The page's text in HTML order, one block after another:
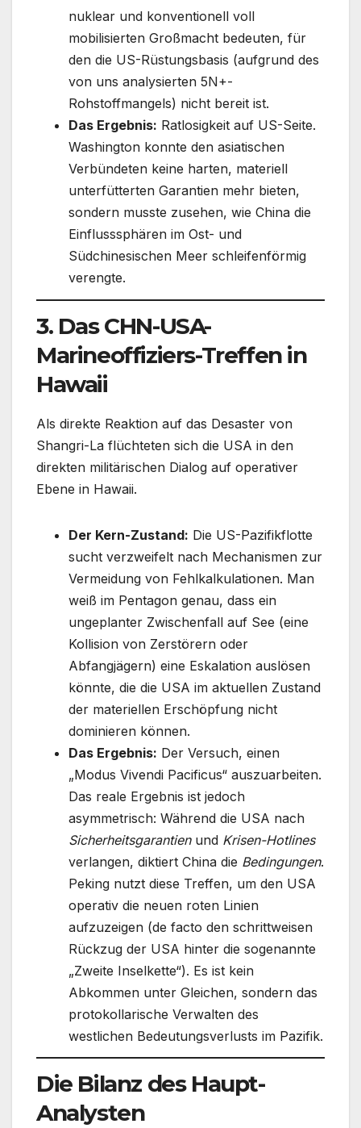
nuklear und konventionell voll
mobilisierten Großmacht bedeuten, für
den die US-Rüstungsbasis (aufgrund des
von uns analysierten 5N+-
Rohstoffmangels) nicht bereit ist.
Das Ergebnis: Ratlosigkeit auf US-Seite.
Washington konnte den asiatischen
Verbündeten keine harten, materiell
unterfütterten Garantien mehr bieten,
sondern musste zusehen, wie China die
Einflusssphären im Ost- und
Südchinesischen Meer schleifenförmig
verengte.
3. Das CHN-USA-
Marineoffiziers-Treffen in
Hawaii
Als direkte Reaktion auf das Desaster von
Shangri-La flüchteten sich die USA in den
direkten militärischen Dialog auf operativer
Ebene in Hawaii.
Der Kern-Zustand: Die US-Pazifikflotte
sucht verzweifelt nach Mechanismen zur
Vermeidung von Fehlkalkulationen. Man
weiß im Pentagon genau, dass ein
ungeplanter Zwischenfall auf See (eine
Kollision von Zerstörern oder
Abfangjägern) eine Eskalation auslösen
könnte, die die USA im aktuellen Zustand
der materiellen Erschöpfung nicht
dominieren können.
Das Ergebnis: Der Versuch, einen
„Modus Vivendi Pacificus“ auszuarbeiten.
Das reale Ergebnis ist jedoch
asymmetrisch: Während die USA nach
Sicherheitsgarantienund Krisen-Hotlines
verlangen, diktiert China die Bedingungen.
Peking nutzt diese Treffen, um den USA
operativ die neuen roten Linien
aufzuzeigen (de facto den schrittweisen
Rückzug der USA hinter die sogenannte
„Zweite Inselkette“). Es ist kein
Abkommen unter Gleichen, sondern das
protokollarische Verwalten des
westlichen Bedeutungsverlusts im Pazifik.
Die Bilanz des Haupt-
Analysten